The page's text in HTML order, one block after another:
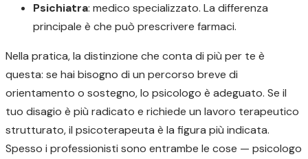
Psichiatra: medico specializzato. La differenza
principale è che può prescrivere farmaci.
Nella pratica, la distinzione che conta di più per te è
questa: se hai bisogno di un percorso breve di
orientamento o sostegno, lo psicologo è adeguato. Se il
tuo disagio è più radicato e richiede un lavoro terapeutico
strutturato, il psicoterapeuta è la figura più indicata.
Spesso i professionisti sono entrambe le cose — psicologo